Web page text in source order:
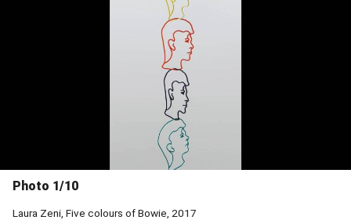
Photo 1/10
Laura Ζeni, Five colours of Βowie, 2017